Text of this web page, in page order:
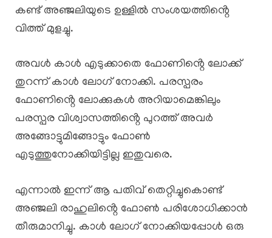
കണ്ട് അഞ്ജലിയുടെ ഉള്ളിൽ സംശയത്തിൻ്റെ
വിത്ത് മുളച്ചു.
അവൾ കാൾ എടുക്കാതെ ഫോണിൻ്റെ ലോക്ക്
തുറന്ന് കാൾ ലോഗ് നോക്കി. പരസ്പരം
ഫോണിൻ്റെ ലോക്കുകൾ അറിയാമെങ്കിലും
പരസ്പര വിശ്വാസത്തിൻ്റെ പുറത്ത് അവർ
അങ്ങോട്ടുമിങ്ങോട്ടും ഫോൺ
എടുത്തുനോക്കിയിട്ടില്ല ഇതുവരെ.
എന്നാൽ ഇന്ന് ആ പതിവ് തെറ്റിച്ചുകൊണ്ട്
അഞ്ജലി രാഹുലിൻ്റെ ഫോൺ പരിശോധിക്കാൻ
തീരുമാനിച്ചു. കാൾ ലോഗ് നോക്കിയപ്പോൾ ഒരു